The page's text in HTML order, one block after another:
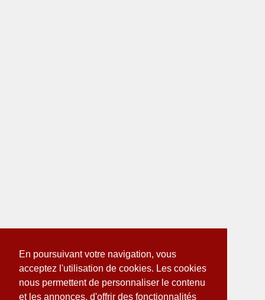
En poursuivant votre navigation, vous
acceptez l'utilisation de cookies. Les cookies
nous permettent de personnaliser le contenu
et les annonces, d'offrir des fonctionnalités